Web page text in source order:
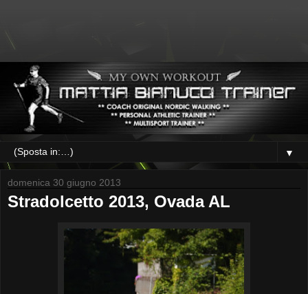
▼
domenica 30 giugno 2013
Stradolcetto 2013, Ovada AL